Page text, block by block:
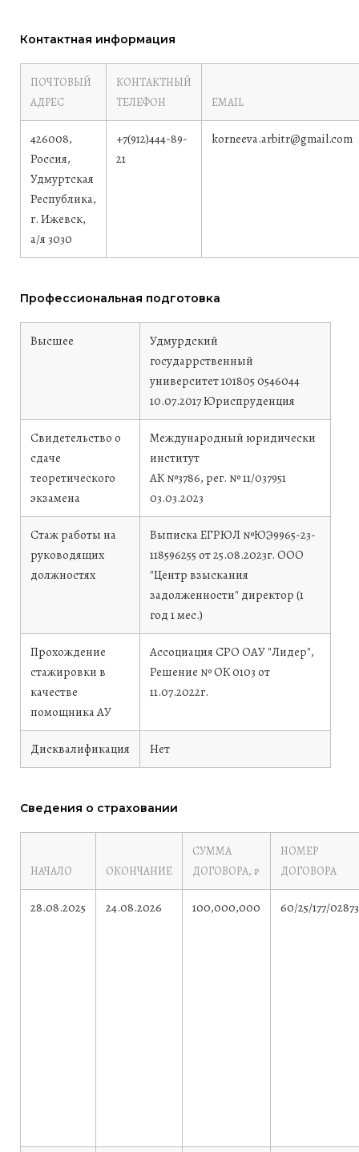
Контактная информация
ПОЧТОВЫЙ
АДРЕС
КОНТАКТНЫЙ
ТЕЛЕФОН
EMAIL
426008,
Россия,
Удмуртская
Республика,
г. Ижевск,
а/я 3030
+7(912)444-89-
21
korneeva.arbitr@gmail.com
Профессиональная подготовка
Высшее
Удмурдский
государрственный
университет101805 0546044
10.07.2017Юриспруденция
Свидетельство о
сдаче
теоретического
экзамена
Международный юридически
институт
АК №3786, рег. № 11/037951
03.03.2023
Стаж работы на
руководящих
должностях
Выписка ЕГРЮЛ №ЮЭ9965-23-
118596255 от 25.08.2023г. ООО
"Центр взыскания
задолженности" директор (1
год 1 мес.)
Прохождение
стажировки в
качестве
помощника АУ
Ассоциация СРО ОАУ "Лидер",
Решение № ОК 0103 от
11.07.2022г.
Дисквалификация Нет
Сведения о страховании
НАЧАЛО ОКОНЧАНИЕ
СУММА
ДОГОВОРА, ₽
НОМЕР
ДОГОВОРА
28.08.2025 24.08.2026 100,000,000 60/25/177/